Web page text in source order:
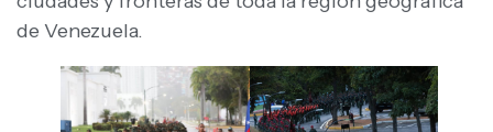
de Venezuela.